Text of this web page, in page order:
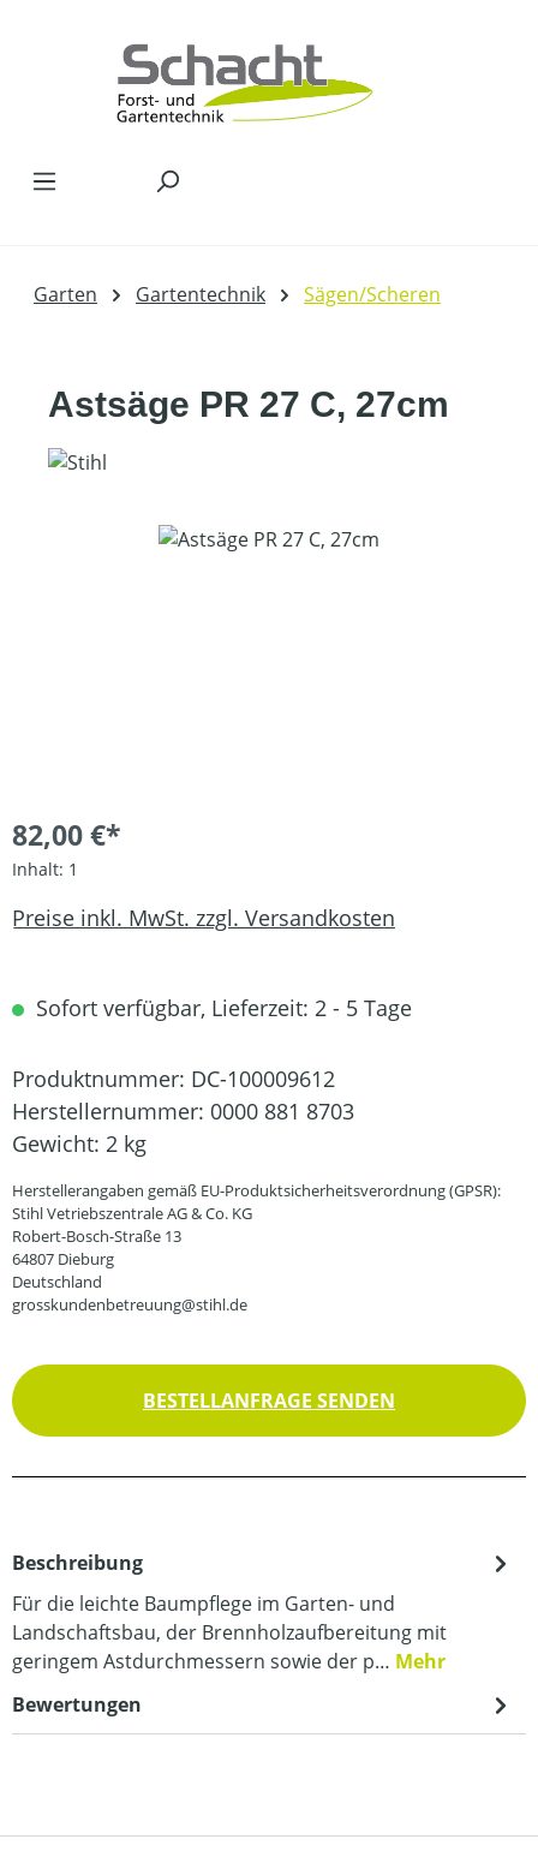
Garten Gartentechnik Sägen/Scheren
Astsäge PR 27 C, 27cm
Bildergalerie überspringen
82,00 €*
Inhalt: 1
Preise inkl. MwSt. zzgl. Versandkosten
Sofort verfügbar, Lieferzeit: 2 - 5 Tage
Produktnummer: DC-100009612
Herstellernummer: 0000 881 8703
Gewicht: 2 kg
Herstellerangaben gemäß EU-Produktsicherheitsverordnung (GPSR):
Stihl Vetriebszentrale AG & Co. KG
Robert-Bosch-Straße 13
64807 Dieburg
Deutschland
grosskundenbetreuung@stihl.de
BESTELLANFRAGE SENDEN
Beschreibung
Für die leichte Baumpflege im Garten- und
Landschaftsbau, der Brennholzaufbereitung mit
geringem Astdurchmessern sowie der p… Mehr
Bewertungen